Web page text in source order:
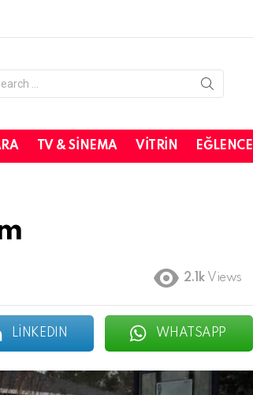
TV & SINEMA VITRIN EĞLENCE
2.1k Views
LINKEDIN WHATSAPP